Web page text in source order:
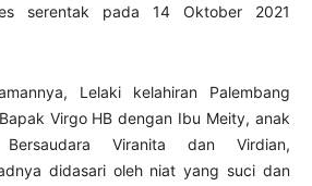
serentak pada 14 Oktober 2021
Lelaki kelahiran Palembang
Virgo HB dengan Ibu Meity, anak
Viranita dan Virdian,
didasari oleh niat yang suci dan